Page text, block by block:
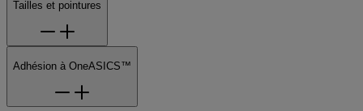
Tailles et pointures
Adhésion à OneASICS™